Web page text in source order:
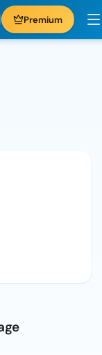
Premium